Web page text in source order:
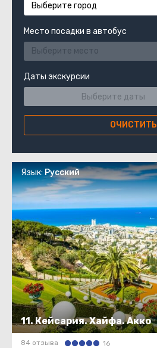
Выберите город
Место посадки в автобус
Выберите место
Даты экскурсии
ОЧИСТИТЬ
11. Кейсария. Хайфа. Акко
Язык:Русский
84 отзыва 16